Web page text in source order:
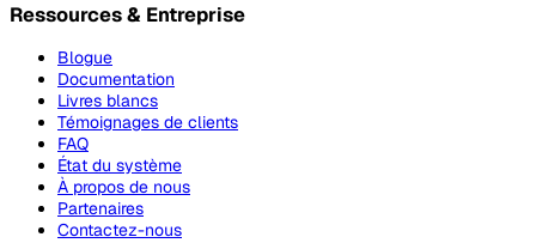
Ressources & Entreprise
Blogue
Documentation
Livres blancs
Témoignages de clients
FAQ
État du système
À propos de nous
Partenaires
Contactez-nous